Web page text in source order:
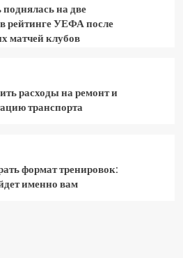
поднялась на две
рейтинге УЕФА после
матчей клубов
расходы на ремонт и
транспорта
формат тренировок:
именно вам